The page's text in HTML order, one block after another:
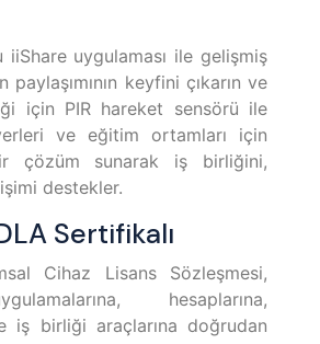
iiShare uygulaması ile gelişmiş
paylaşımının keyfini çıkarın ve
için PIR hareket sensörü ile
ve eğitim ortamları için
çözüm sunarak iş birliğini,
destekler.
Sertifikalı
Cihaz Lisans Sözleşmesi,
hesaplarına,
iş birliği araçlarına doğrudan